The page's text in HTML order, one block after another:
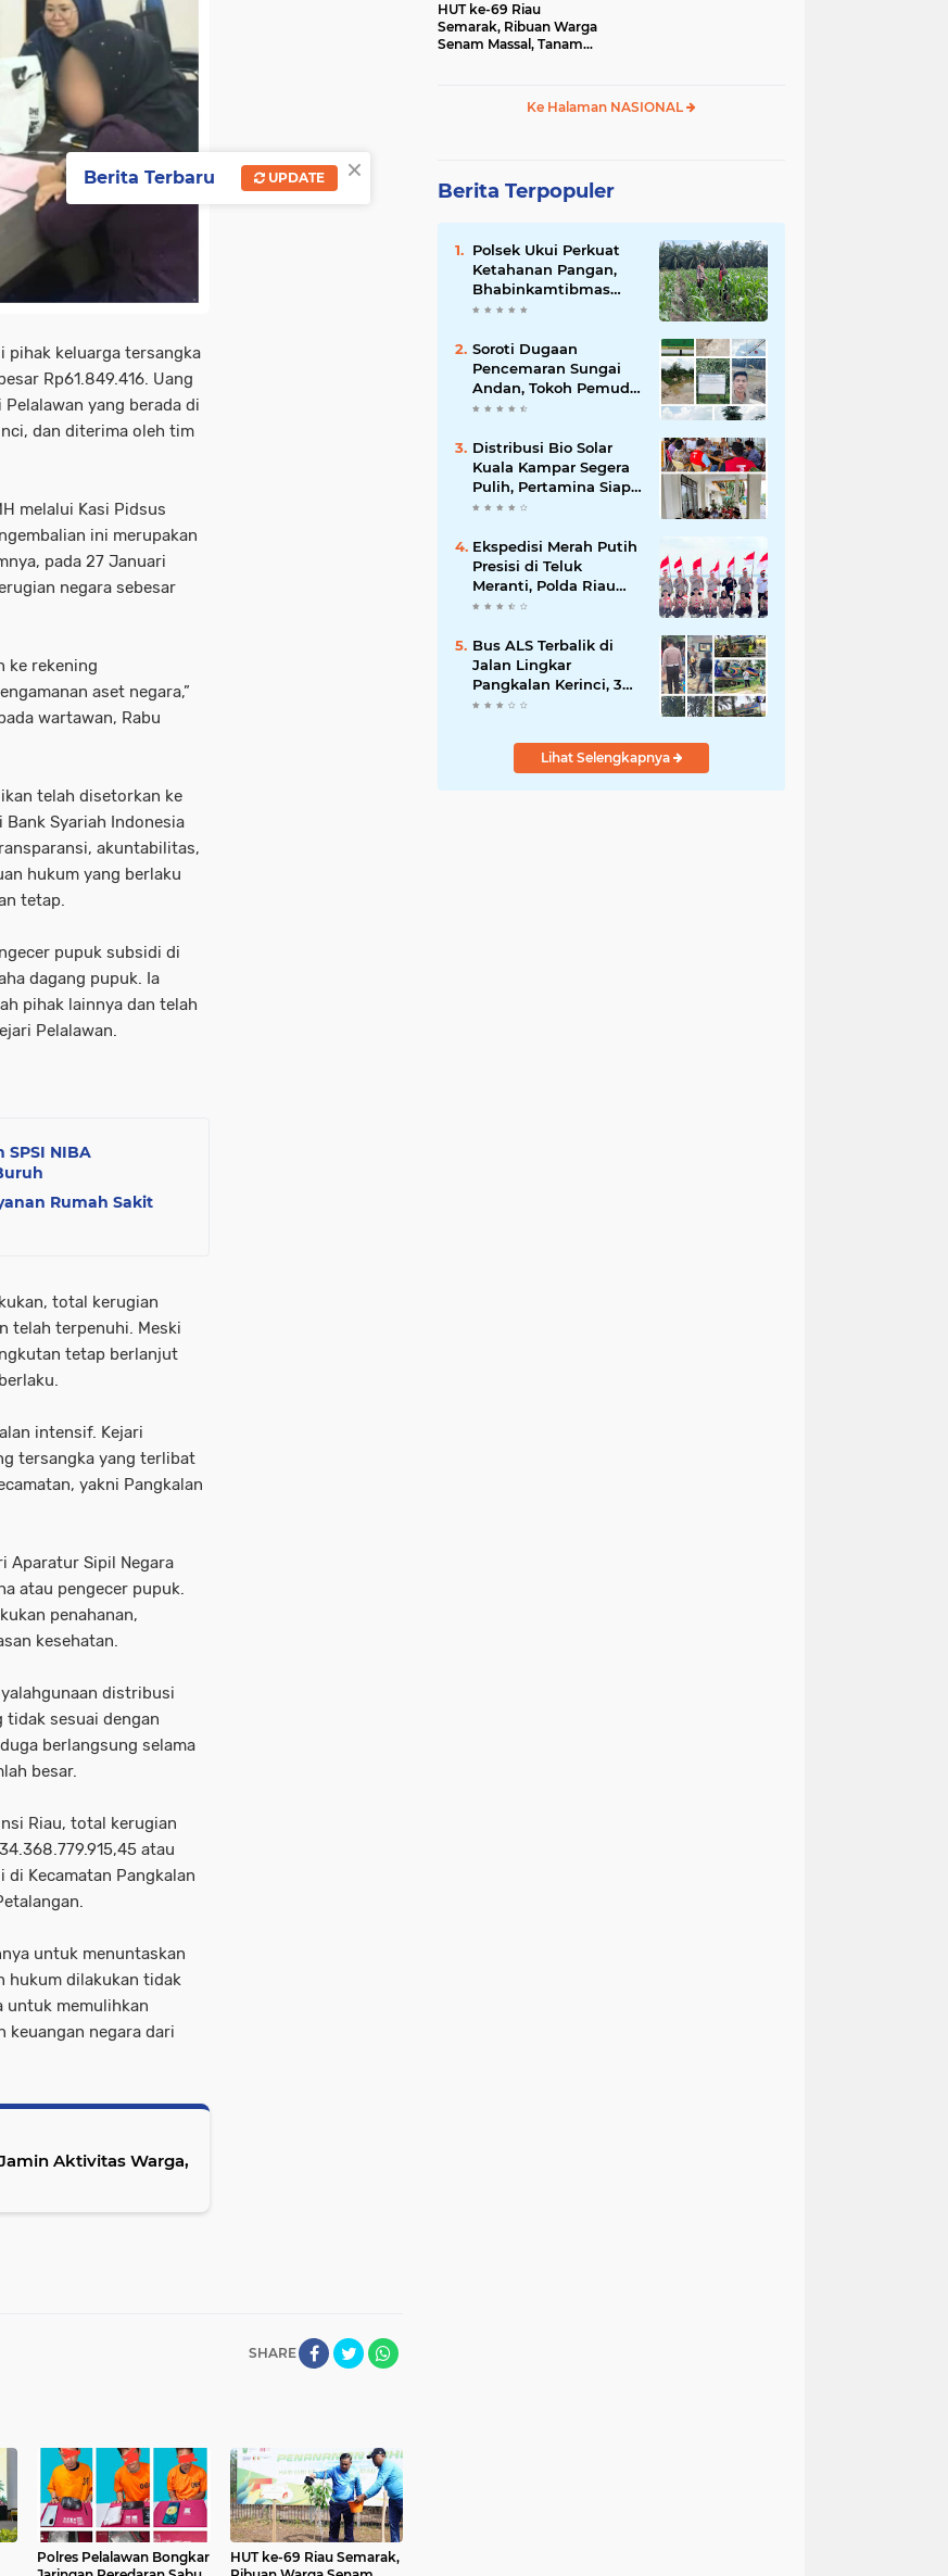
pihak keluarga tersangka
Rp61.849.416. Uang
yang berada di
dan diterima oleh tim
melalui Kasi Pidsus
ini merupakan
pada 27 Januari
negara sebesar
ke rekening
aset negara,”
wartawan, Rabu
telah disetorkan ke
Bank Syariah Indonesia
akuntabilitas,
hukum yang berlaku
tetap.
pupuk subsidi di
dagang pupuk. Ia
pihak lainnya dan telah
Pelalawan.
NIBA
Rumah Sakit
total kerugian
telah terpenuhi. Meski
tetap berlanjut
intensif. Kejari
tersangka yang terlibat
yakni Pangkalan
Aparatur Sipil Negara
atau pengecer pupuk.
penahanan,
kesehatan.
distribusi
sesuai dengan
berlangsung selama
besar.
Riau, total kerugian
atau
Kecamatan Pangkalan
untuk menuntaskan
hukum dilakukan tidak
untuk memulihkan
keuangan negara dari
Aktivitas Warga,
SHARE
Polres Pelalawan Bongkar
HUT ke-69 Riau Semarak,
HUT ke-69 Riau
Semarak, Ribuan Warga
Senam Massal, Tanam
Ke Halaman NASIONAL
Berita Terpopuler
Polsek Ukui Perkuat
Ketahanan Pangan,
Bhabinkamtibmas
Pantau Pertumbuhan
Air Hitam
Soroti Dugaan
Pencemaran Sungai
Andan, Tokoh Pemuda
Desak Investigasi PT
Distribusi Bio Solar
Kuala Kampar Segera
Pulih, Pertamina Siap
Bergerak
Ekspedisi Merah Putih
Presisi di Teluk
Meranti, Polda Riau
dan Polres Pelalawan
Demi Negeri
Bus ALS Terbalik di
Jalan Lingkar
Pangkalan Kerinci, 34
Penumpang Selamat,
Ringan
Lihat Selengkapnya
×
Berita Terbaru UPDATE